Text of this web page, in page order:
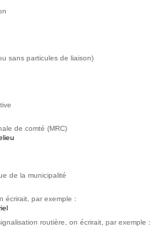
sans particules de liaison)
de comté (MRC)
de la municipalité
écrirait, par exemple :
routière, on écrirait, par exemple :